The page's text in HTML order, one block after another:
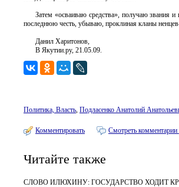
Затем «осваиваю средства», получаю звания
последнюю честь, убываю, проклиная кланы ненцев-
Данил Харитонов,
В Якутии.ру, 21.05.09.
Политика, Власть, Подласенко Анатолий
Комментировать Смотреть комментарии
Читайте также
СЛОВО ИЛЮХИНУ: ГОСУДАРСТВО ХОДИТ